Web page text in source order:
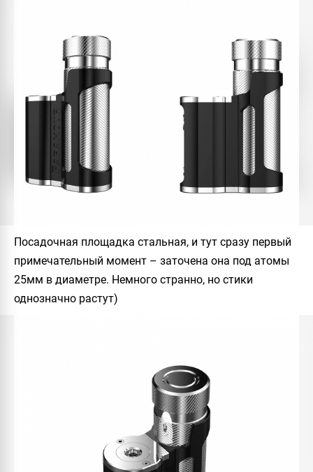
Посадочная площадка стальная, и тут сразу первый
примечательный момент – заточена она под атомы
25мм в диаметре. Немного странно, но стики
однозначно растут)